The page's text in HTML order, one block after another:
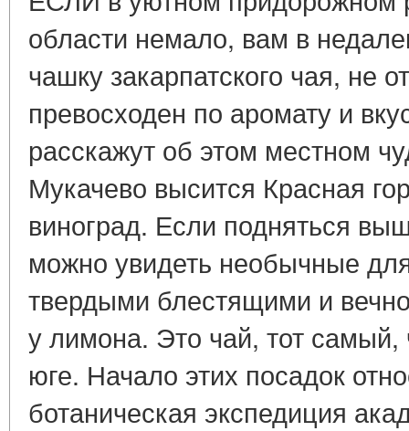
области немало, вам в
чашку закарпатского чая, не
превосходен по аромату и
расскажут об этом местном
Мукачево высится Красная
виноград. Если подняться
можно увидеть необычные
твердыми блестящими и
у лимона. Это чай, тот самый,
юге. Начало этих посадок
ботаническая экспедиция